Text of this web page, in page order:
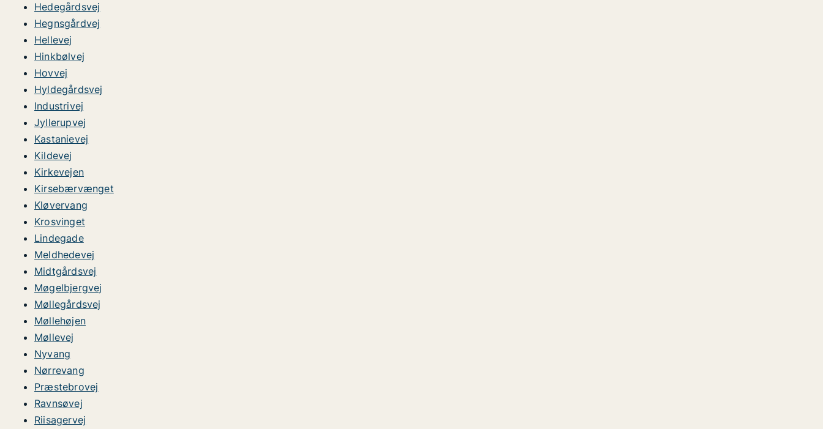
Hedegårdsvej
Hegnsgårdvej
Hellevej
Hinkbølvej
Hovvej
Hyldegårdsvej
Industrivej
Jyllerupvej
Kastanievej
Kildevej
Kirkevejen
Kirsebærvænget
Kløvervang
Krosvinget
Lindegade
Meldhedevej
Midtgårdsvej
Møgelbjergvej
Møllegårdsvej
Møllehøjen
Møllevej
Nyvang
Nørrevang
Præstebrovej
Ravnsøvej
Riisagervej